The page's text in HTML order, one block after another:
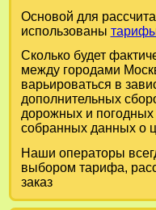
Основой для
использованы
Сколько будет
между городами
варьироваться в
дополнительных
дорожных и погодных
собранных данных о
Наши операторы
выбором тарифа,
заказ